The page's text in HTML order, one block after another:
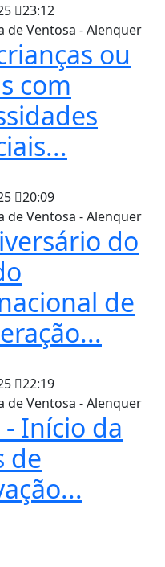
23:12
de Ventosa - Alenquer
ou
com
20:09
de Ventosa - Alenquer
do
de
22:19
de Ventosa - Alenquer
- Início da
de